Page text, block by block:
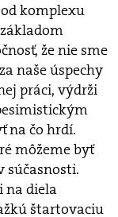
komplexu
že nie sme
naše úspechy
práci, výdrži
na čo hrdí.
môžeme byť
súčasnosti.
na diela
štartovaciu